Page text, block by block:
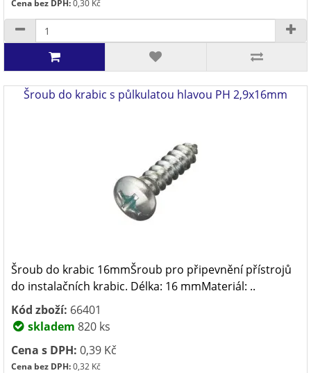
Cena bez DPH:0,30 Kč
Šroub do krabic s půlkulatou hlavou PH 2,9x16mm
Šroub do krabic 16mmŠroub pro připevnění přístrojů
do instalačních krabic. Délka: 16 mmMateriál: ..
Kód zboží: 66401
skladem 820 ks
Cena s DPH: 0,39 Kč
Cena bez DPH:0,32 Kč